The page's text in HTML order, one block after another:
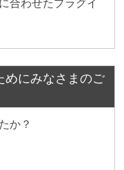
合わせたプラグイ
めにみなさまのご
か？